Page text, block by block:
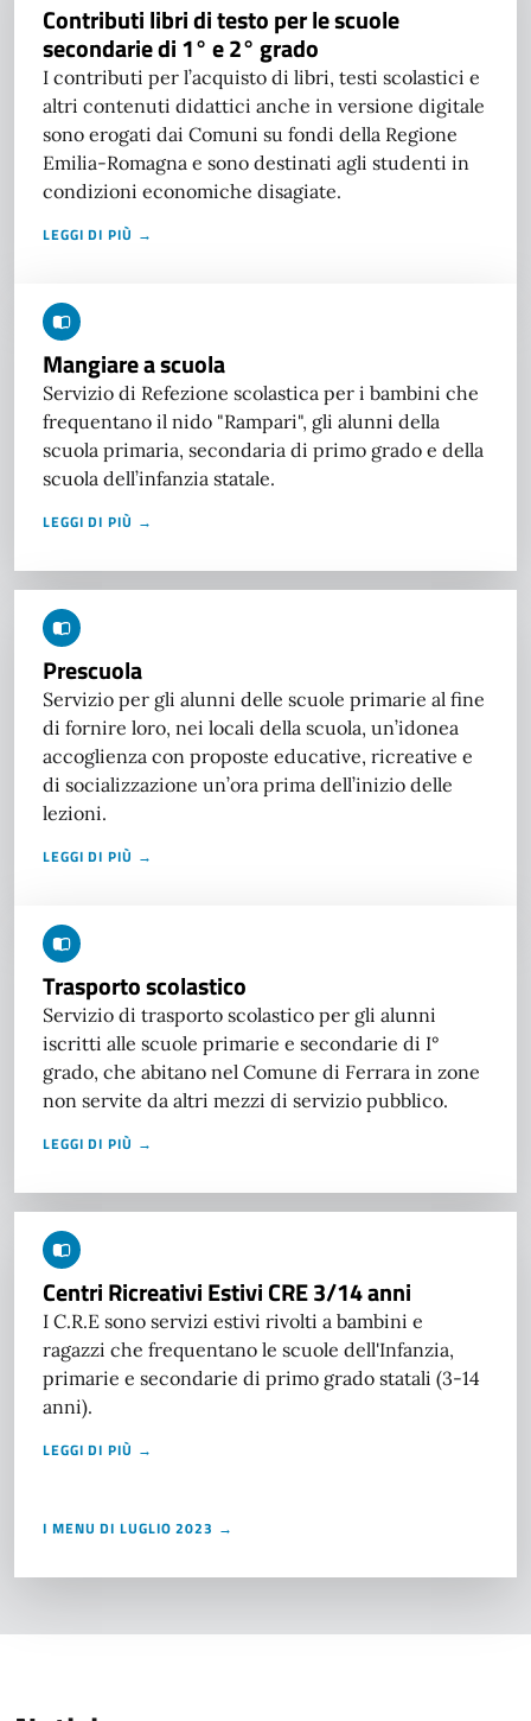
Contributi libri di testo per le scuole
secondarie di 1° e 2° grado
I contributi per l’acquisto di libri, testi scolastici e
altri contenuti didattici anche in versione digitale
sono erogati dai Comuni su fondi della Regione
Emilia-Romagna e sono destinati agli studenti in
condizioni economiche disagiate.
LEGGI DI PIÙ →
Mangiare a scuola
Servizio di Refezione scolastica per i bambini che
frequentano il nido "Rampari", gli alunni della
scuola primaria, secondaria di primo grado e della
scuola dell’infanzia statale.
LEGGI DI PIÙ →
Prescuola
Servizio per gli alunni delle scuole primarie al fine
di fornire loro, nei locali della scuola, un’idonea
accoglienza con proposte educative, ricreative e
di socializzazione un’ora prima dell’inizio delle
lezioni.
LEGGI DI PIÙ →
Trasporto scolastico
Servizio di trasporto scolastico per gli alunni
iscritti alle scuole primarie e secondarie di I°
grado, che abitano nel Comune di Ferrara in zone
non servite da altri mezzi di servizio pubblico.
LEGGI DI PIÙ →
Centri Ricreativi Estivi CRE 3/14 anni
I C.R.E sono servizi estivi rivolti a bambini e
ragazzi che frequentano le scuole dell'Infanzia,
primarie e secondarie di primo grado statali (3-14
anni).
LEGGI DI PIÙ →
I MENU DI LUGLIO 2023 →